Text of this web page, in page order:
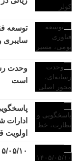
توسعه
سایبری
وحدت
است
ادارات
اولویت
۱۴۰۵/